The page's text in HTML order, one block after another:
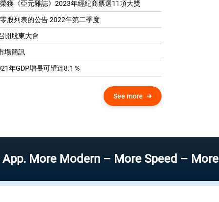
獲《亞元雜誌》2023年經紀商票選11項大獎
股列表的公告 2022年第二季度
開股東大會
場簡訊
年GDP增​​長可望達8.1％
See more
Modern – More Speed – More Efficient